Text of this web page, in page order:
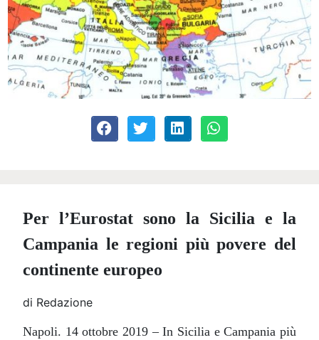
Per l’Eurostat sono la Sicilia e la
Campania le regioni più povere del
continente europeo
di Redazione
Napoli. 14 ottobre 2019 – In Sicilia e Campania più